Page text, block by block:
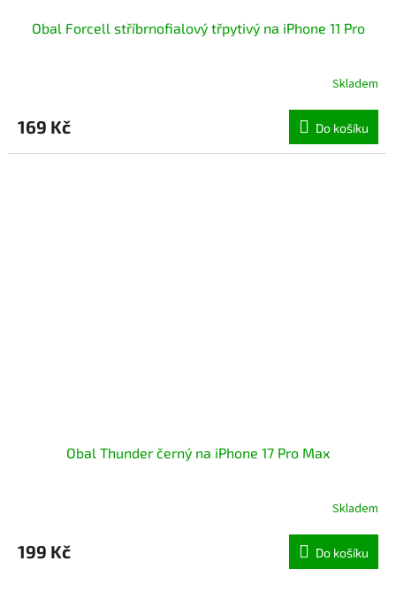
Obal Forcell stříbrnofialový třpytivý na iPhone 11 Pro
produktu
je
5,0
Skladem
169 Kč Do košíku
Obal Thunder černý na iPhone 17 Pro Max
Skladem
199 Kč Do košíku